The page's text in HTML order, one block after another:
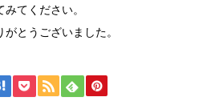
てください。
とうございました。